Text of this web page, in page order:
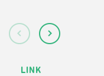
LINK